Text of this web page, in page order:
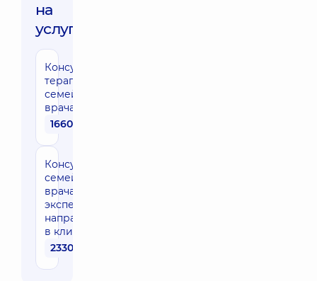
на
услуги:
Консультация
терапевта /
семейного
врача
1660 грн
Консультация
семейного
врача
эксперта
направления
в клинике
2330 грн